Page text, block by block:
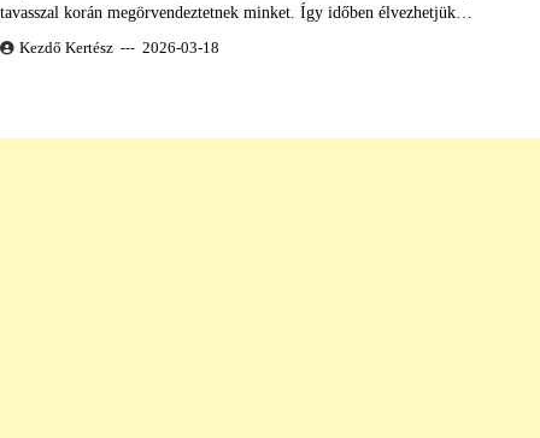
tavasszal korán megörvendeztetnek minket. Így időben élvezhetjük…
Kezdő Kertész 2026-03-18